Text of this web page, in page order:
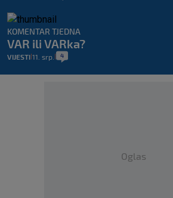
KOMENTAR TJEDNA
VAR ili VARka?
VIJESTI 11. srp. 4
Oglas